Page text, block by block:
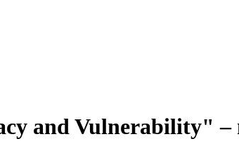
and Vulnerability"